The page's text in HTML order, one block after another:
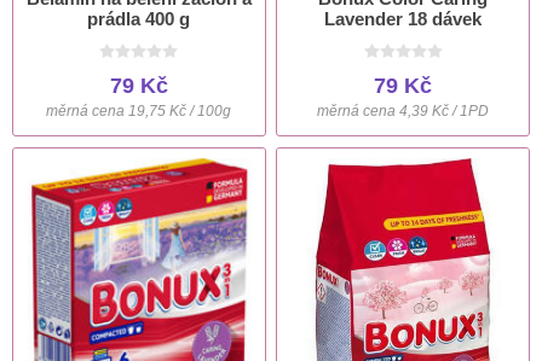
prádla 400 g
79 Kč
měrná cena 19,75 Kč / 100g
Lavender 18 dávek
79 Kč
měrná cena 4,39 Kč / 1PD